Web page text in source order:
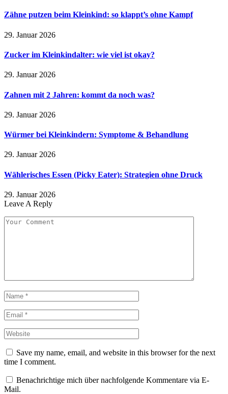
Zähne putzen beim Kleinkind: so klappt’s ohne Kampf
29. Januar 2026
Zucker im Kleinkindalter: wie viel ist okay?
29. Januar 2026
Zahnen mit 2 Jahren: kommt da noch was?
29. Januar 2026
Würmer bei Kleinkindern: Symptome & Behandlung
29. Januar 2026
Wählerisches Essen (Picky Eater): Strategien ohne Druck
29. Januar 2026
Leave A Reply
Save my name, email, and website in this browser for the next
time I comment.
Benachrichtige mich über nachfolgende Kommentare via E-
Mail.